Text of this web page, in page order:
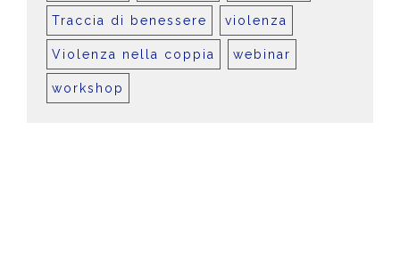
Traccia di benessere violenza
Violenza nella coppia webinar
workshop